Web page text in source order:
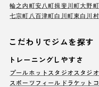
輪之内町安八町揖斐川町大野町
七宗町 八百津町白川町東白川村
こだわりでジムを探す
トレーニングしやすさ
プールホットスタジオ スタジオ
スポーツフィールド ラケット